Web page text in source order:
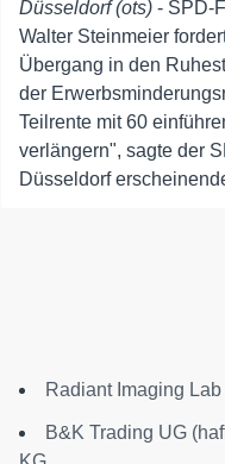
Düsseldorf (ots)- SPD-
Walter Steinmeier
Übergang in den
der
Teilrente mit 60
verlängern", sagte der
Düsseldorf
Radiant Imaging Lab
B&K Trading UG